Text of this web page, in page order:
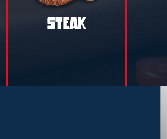
STEAK